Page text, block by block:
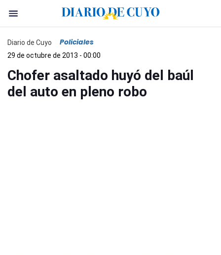
Diario de Cuyo Policiales
29 de octubre de 2013 - 00:00
Chofer asaltado huyó del baúl
del auto en pleno robo